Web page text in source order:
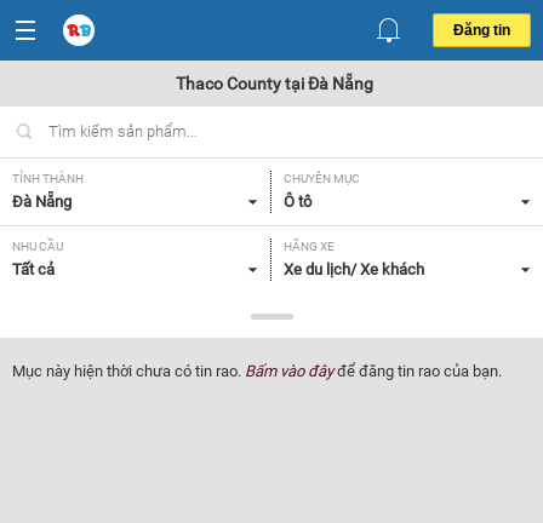
Đăng tin
Thaco County tại Đà Nẵng
TỈNH THÀNH
Đà Nẵng
CHUYÊN MỤC
Ô tô
NHU CẦU
Tất cả
HÃNG XE
Xe du lịch/ Xe khách
Thaco County
NĂM SẢN XUẤT
Tất cả
GIÁ XE XUẤT XỨ
Mục này hiện thời chưa có tin rao. Bấm vào đâyđể đăng tin rao của bạn.